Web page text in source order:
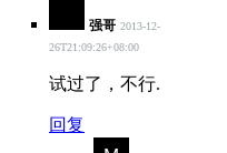
强哥 2013-12-
26T21:09:26+08:00
试过了，不行.
回复